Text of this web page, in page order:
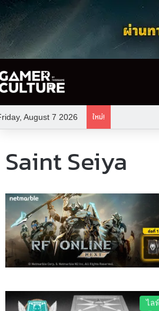
August 7 2026 ใหม่!
Saint Seiya
ไล